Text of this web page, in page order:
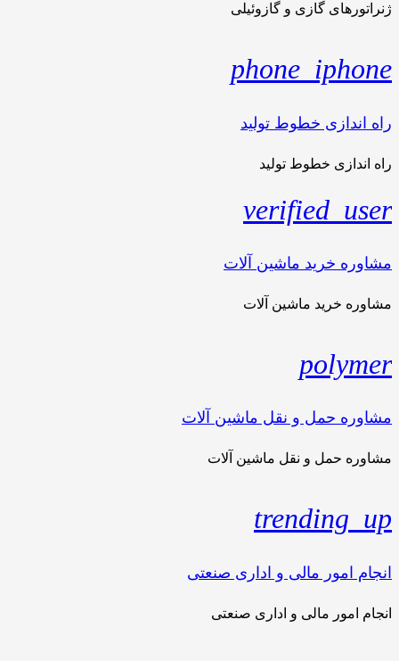
ژنراتورهای گازی و گازوئیلی
phone_iphone
راه اندازی خطوط تولید
راه اندازی خطوط تولید
verified_user
مشاوره خرید ماشین آلات
مشاوره خرید ماشین آلات
polymer
مشاوره حمل و نقل ماشین آلات
مشاوره حمل و نقل ماشین آلات
trending_up
انجام امور مالی و اداری صنعتی
انجام امور مالی و اداری صنعتی